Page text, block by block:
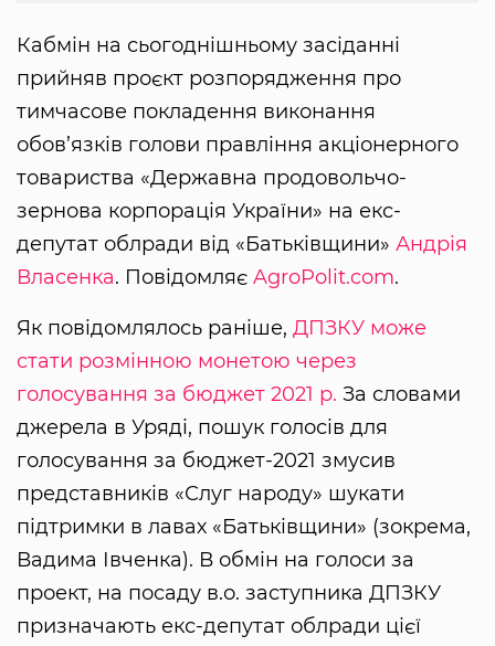
Кабмін на сьогоднішньому засіданні
прийняв проєкт розпорядження про
тимчасове покладення виконання
обов’язків голови правління акціонерного
товариства «Державна продовольчо-
зернова корпорація України» на екс-
депутат облради від «Батьківщини» Андрія
Власенка. Повідомляє AgroPolit.com.
Як повідомлялось раніше, ДПЗКУ може
стати розмінною монетою через
голосування за бюджет 2021 р. За словами
джерела в Уряді, пошук голосів для
голосування за бюджет-2021 змусив
представників «Слуг народу» шукати
підтримки в лавах «Батьківщини» (зокрема,
Вадима Івченка). В обмін на голоси за
проект, на посаду в.о. заступника ДПЗКУ
призначають екс-депутат облради цієї